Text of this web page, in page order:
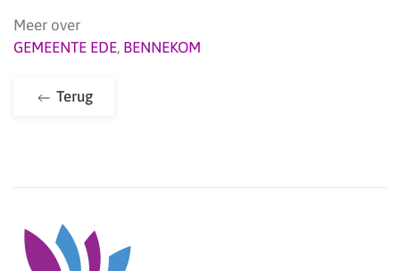
Meer over
GEMEENTE EDE, BENNEKOM
Terug